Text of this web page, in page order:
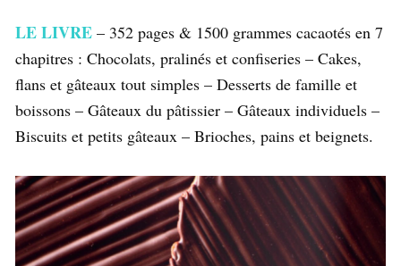
LE LIVRE – 352 pages & 1500 grammes cacaotés en 7
chapitres : Chocolats, pralinés et confiseries – Cakes,
flans et gâteaux tout simples – Desserts de famille et
boissons – Gâteaux du pâtissier – Gâteaux individuels –
Biscuits et petits gâteaux – Brioches, pains et beignets.